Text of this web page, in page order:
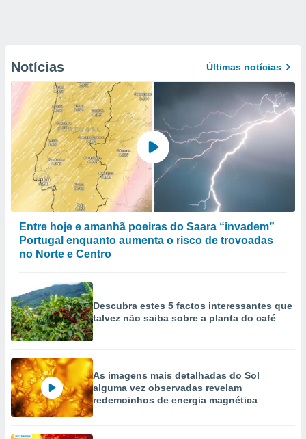
Notícias Últimas notícias
Entre hoje e amanhã poeiras do Saara “invadem”
Portugal enquanto aumenta o risco de trovoadas
no Norte e Centro
Descubra estes 5 factos interessantes que
talvez não saiba sobre a planta do café
As imagens mais detalhadas do Sol
alguma vez observadas revelam
redemoinhos de energia magnética